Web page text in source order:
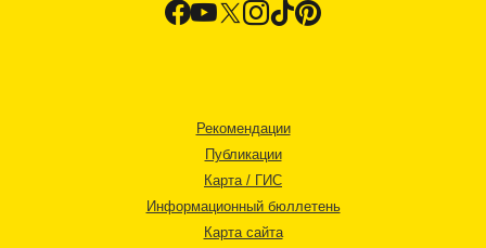
Рекомендации
Публикации
Карта / ГИС
Информационный бюллетень
Карта сайта